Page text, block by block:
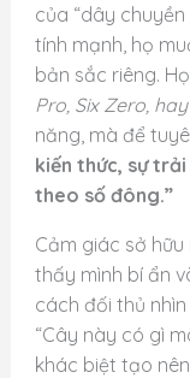
của “dây
tính mạnh, họ
bản sắc riêng.
Pro, Six Zero,
năng, mà để
kiến thức, sự
theo số đông.”
Cảm giác sở hữu
thấy mình bí ẩn
cách đối thủ
“Cây này có gì
khác biệt tạo